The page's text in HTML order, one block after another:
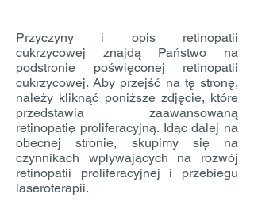
Przyczyny i opis retinopatii
cukrzycowej znajdą Państwo na
podstronie poświęconej retinopatii
cukrzycowej. Aby przejść na tę stronę,
należy kliknąć poniższe zdjęcie, które
przedstawia zaawansowaną
retinopatię proliferacyjną. Idąc dalej na
obecnej stronie, skupimy się na
czynnikach wpływających na rozwój
retinopatii proliferacyjnej i przebiegu
laseroterapii.